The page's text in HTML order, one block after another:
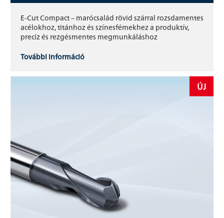
E-Cut Compact – marócsalád rövid szárral rozsdamentes
acélokhoz, titánhoz és színesfémekhez a produktív,
precíz és rezgésmentes megmunkáláshoz
További információ
ÚJ